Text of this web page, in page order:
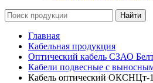
Главная
Кабельная продукция
Оптический кабель СЗАО
Кабели подвесные с
Кабель оптический ОКСНЦт-